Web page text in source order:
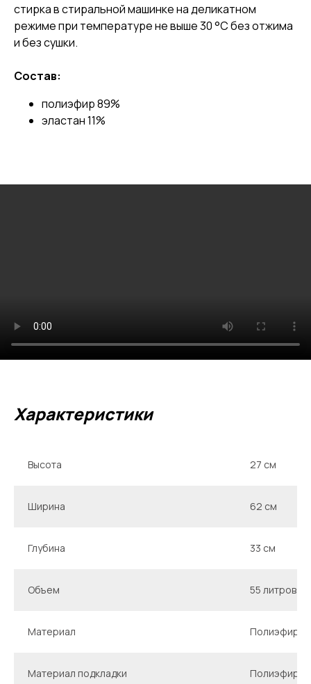
стирка в стиральной машинке на деликатном
режиме при температуре не выше 30 °C без отжима
и без сушки.
Состав:
полиэфир 89%
эластан 11%
Характеристики
Высота 27 см
Ширина 62 см
Глубина 33 см
Объем 55 литров
Материал Полиэфир,
Материал подкладки Полиэфир,